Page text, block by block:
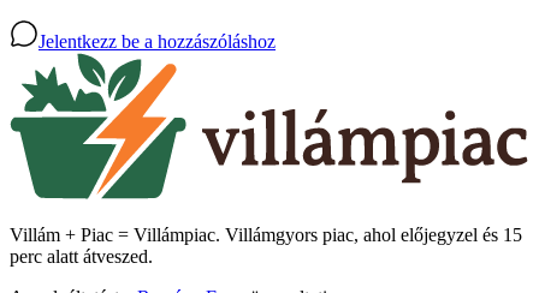
Jelentkezz be a hozzászóláshoz
Villám + Piac = Villámpiac. Villámgyors piac, ahol előjegyzel és 15
perc alatt átveszed.